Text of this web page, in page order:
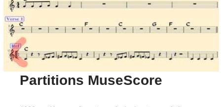
Partitions MuseScore